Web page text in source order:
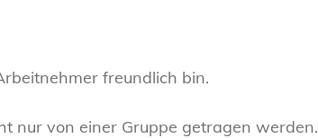
freundlich bin.
nur von einer Gruppe getragen werden.